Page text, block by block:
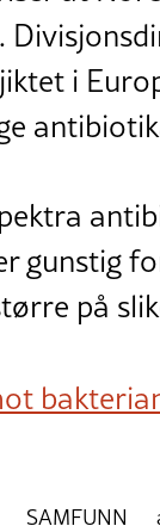
i
gunstig
på
SAMFUNN